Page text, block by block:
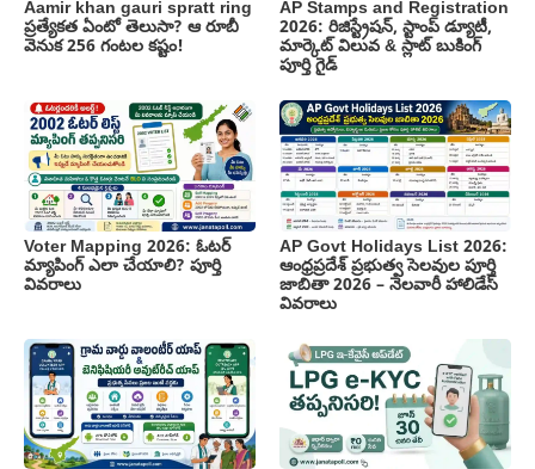
Aamir khan gauri spratt ring
ప్రత్యేకత ఏంటో తెలుసా? ఆ రూబీ
వెనుక 256 గంటల కష్టం!
AP Stamps and Registration
2026: రిజిస్ట్రేషన్, స్టాంప్ డ్యూటీ,
మార్కెట్ విలువ & స్లాట్ బుకింగ్
పూర్తి గైడ్
Voter Mapping 2026: ఓటర్
మ్యాపింగ్ ఎలా చేయాలి? పూర్తి
వివరాలు
AP Govt Holidays List 2026:
ఆంధ్రప్రదేశ్ ప్రభుత్వ సెలవుల పూర్తి
జాబితా 2026 – నెలవారీ హాలిడేస్
వివరాలు